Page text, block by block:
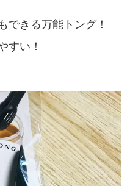
できる万能トング！
すい！